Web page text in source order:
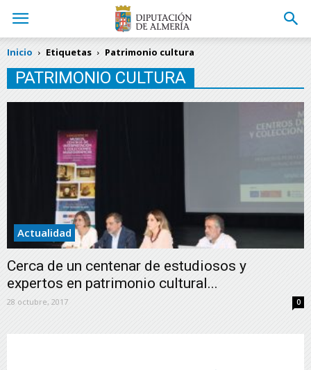
Inicio Etiquetas Patrimonio cultura
PATRIMONIO CULTURA
Actualidad
Cerca de un centenar de estudiosos y
expertos en patrimonio cultural...
28 octubre, 2017 0